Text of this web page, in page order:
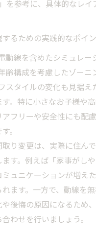
を参考に、具体的なレイ
るための実践的なポイン
動線を含めたシミュレー
齢構成を考慮したゾーニ
スタイルの変化も見据え
。特に小さなお子様や
フリーや安全性にも配
。
り変更は、実際に住ん
す。例えば「家事がし
ュニケーションが増え
ます。一方で、動線を
後悔の原因になるため
わせを行いましょう。